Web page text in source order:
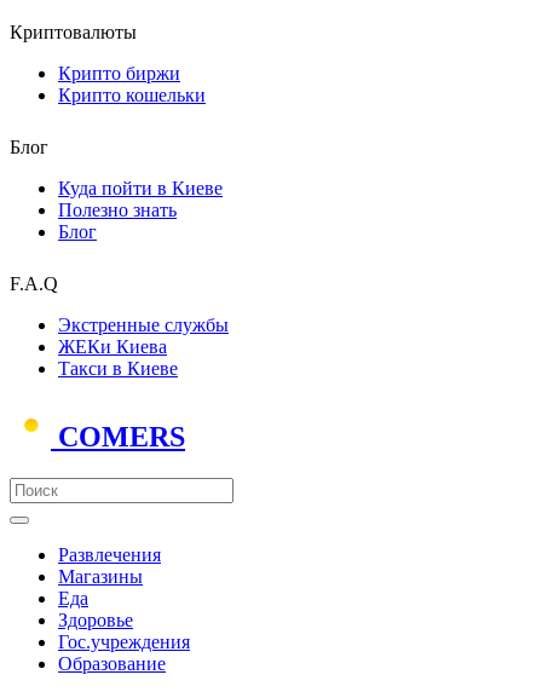
Криптовалюты
Крипто биржи
Крипто кошельки
Блог
Куда пойти в Киеве
Полезно знать
Блог
F.A.Q
Экстренные службы
ЖЕКи Киева
Такси в Киеве
COMERS
Развлечения
Магазины
Еда
Здоровье
Гос.учреждения
Образование